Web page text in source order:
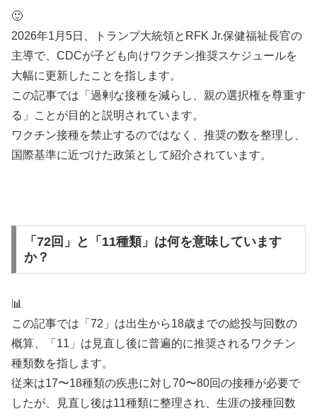
🙂
2026年1月5日、トランプ大統領とRFK Jr.保健福祉長官の
主導で、CDCが子ども向けワクチン推奨スケジュールを
大幅に更新したことを指します。
この記事では「過剰な接種を減らし、親の選択権を尊重す
る」ことが目的と説明されています。
ワクチン接種を禁止するのではなく、推奨の数を整理し、
国際基準に近づけた政策として紹介されています。
「72回」と「11種類」は何を意味しています
か？
📊
この記事では「72」は出生から18歳までの総投与回数の
概算、「11」は見直し後に普遍的に推奨されるワクチン
種類数を指します。
従来は17〜18種類の疾患に対し70〜80回の接種が必要で
したが、見直し後は11種類に整理され、生涯の接種回数